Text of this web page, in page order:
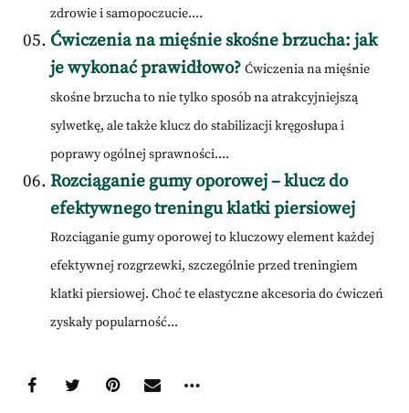
zdrowie i samopoczucie....
Ćwiczenia na mięśnie skośne brzucha: jak
je wykonać prawidłowo? Ćwiczenia na mięśnie
skośne brzucha to nie tylko sposób na atrakcyjniejszą
sylwetkę, ale także klucz do stabilizacji kręgosłupa i
poprawy ogólnej sprawności....
Rozciąganie gumy oporowej – klucz do
efektywnego treningu klatki piersiowej
Rozciąganie gumy oporowej to kluczowy element każdej
efektywnej rozgrzewki, szczególnie przed treningiem
klatki piersiowej. Choć te elastyczne akcesoria do ćwiczeń
zyskały popularność...